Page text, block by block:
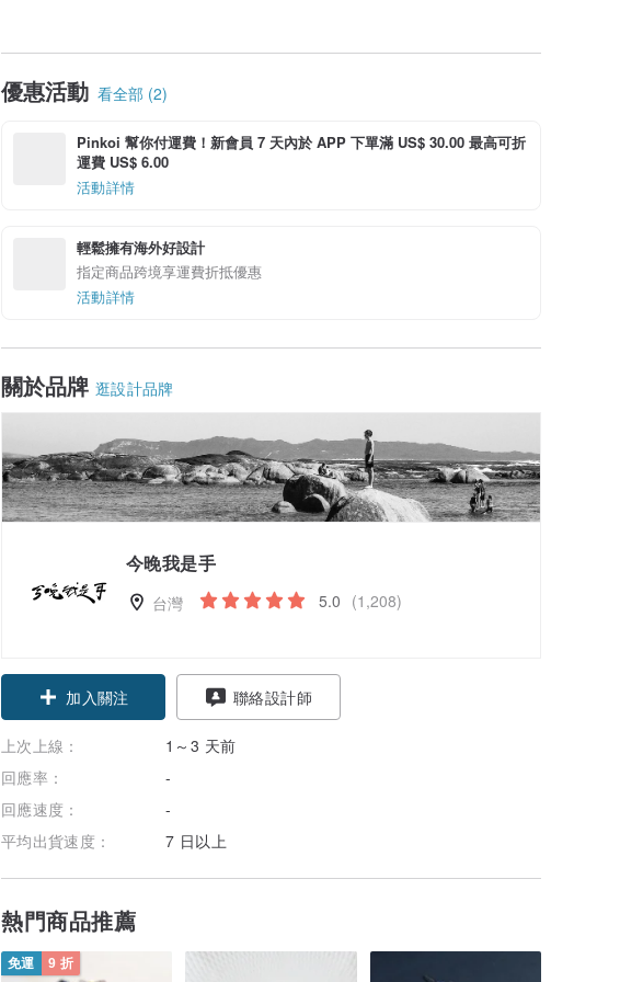
優惠活動 看全部 (2)
Pinkoi 幫你付運費！新會員 7 天內於 APP 下單滿 US$ 30.00 最高可折
運費 US$ 6.00
活動詳情
輕鬆擁有海外好設計
指定商品跨境享運費折抵優惠
活動詳情
關於品牌 逛設計品牌
今晚我是手
台灣 5.0 (1,208)
加入關注 聯絡設計師
上次上線：
1～3 天前
回應率：
-
回應速度：
-
平均出貨速度：
7 日以上
熱門商品推薦
免運 9 折